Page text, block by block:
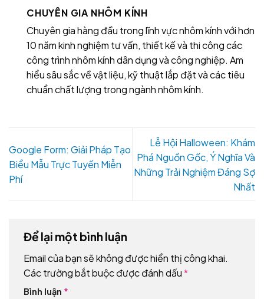
CHUYÊN GIA NHÔM KÍNH
Chuyên gia hàng đầu trong lĩnh vực nhôm kính với hơn
10 năm kinh nghiệm tư vấn, thiết kế và thi công các
công trình nhôm kính dân dụng và công nghiệp. Am
hiểu sâu sắc về vật liệu, kỹ thuật lắp đặt và các tiêu
chuẩn chất lượng trong ngành nhôm kính.
Google Form: Giải Pháp Tạo
Biểu Mẫu Trực Tuyến Miễn
Phí
Lễ Hội Halloween: Khám
Phá Nguồn Gốc, Ý Nghĩa Và
Những Trải Nghiệm Đáng Sợ
Nhất
Để lại một bình luận
Email của bạn sẽ không được hiển thị công khai.
Các trường bắt buộc được đánh dấu*
Bình luận *